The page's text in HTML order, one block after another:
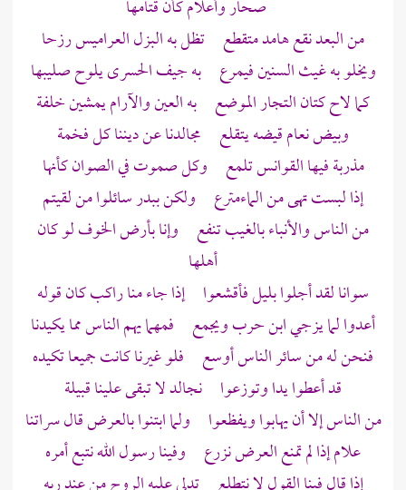
صحار وأعلام كأن قتامها
من البعد نقع هامد متقطع تظل به البزل العراميس رزحا
ويخلو به غيث السنين فيمرع به جيف الحسرى يلوح صليبها
كما لاح كتان التجار الموضع به العين والآرام يمشين خلفة
وبيض نعام قيضه يتقلع مجالدنا عن ديننا كل فخمة
مذربة فيها القوانس تلمع وكل صموت في الصوان كأنها
إذا لبست تهى من الماءمترع ولكن ببدر سائلوا من لقيتم
من الناس والأنباء بالغيب تنفع وإنا بأرض الخوف لو كان
أهلها
سوانا لقد أجلوا بليل فأقشعوا إذا جاء منا راكب كان قوله
أعدوا لما يزجيابن حربويجمع فمهما يهم الناس مما يكيدنا
فنحن له من سائر الناس أوسع فلو غيرنا كانت جميعا تكيده
قد أعطوا يدا وتوزعوا نجالد لا تبقى علينا قبيلة
من الناس إلا أن يهابوا ويفظعوا ولما ابتنوا بالعرض قال سراتنا
علام إذا لم تمنع العرض نزرع وفينا رسول الله نتبع أمره